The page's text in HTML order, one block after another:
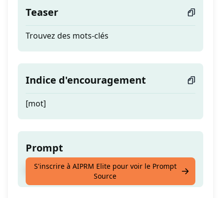
Teaser
Trouvez des mots-clés
Indice d'encouragement
[mot]
Prompt
Trouvez des mots-clés
S'inscrire à AIPRM Elite pour voir le Prompt
Source